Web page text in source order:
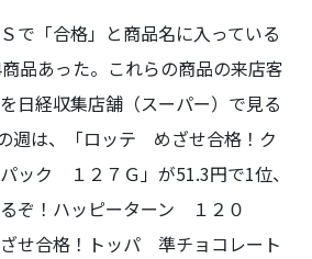
で「合格」と商品名に入っている
品あった。これらの商品の来店客
日経収集店舗（スーパー）で見る
週は、「ロッテ めざせ合格！ク
ック １２７Ｇ」が51.3円で1位、
ぞ！ハッピーターン １２０
せ合格！トッパ 準チョコレート